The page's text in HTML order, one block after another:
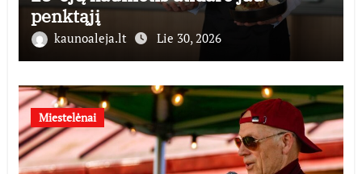
penktąjį
kaunoaleja.lt Lie 30, 2026
Miestelėnai